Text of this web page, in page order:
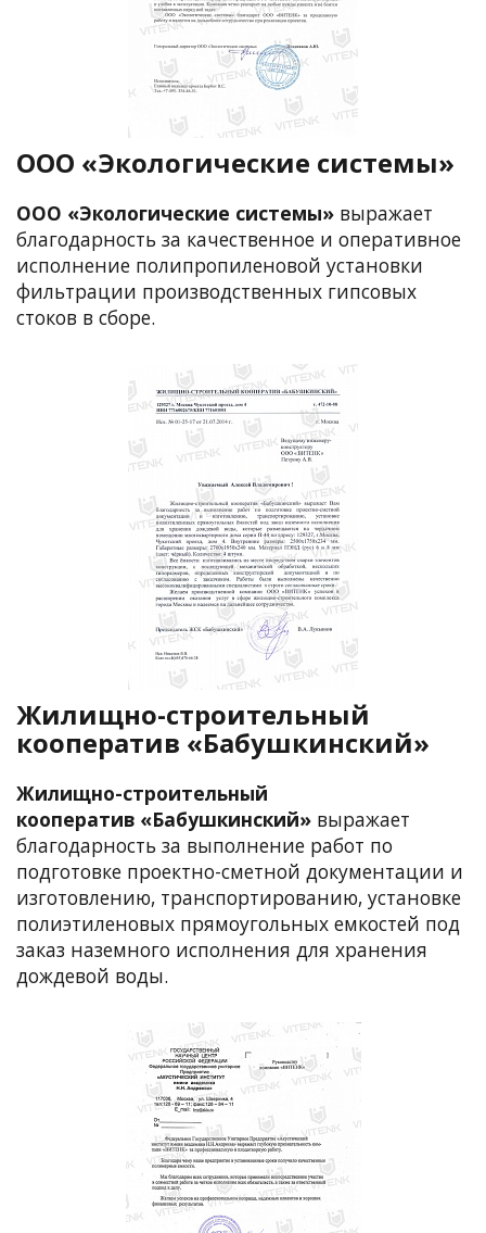
ООО «Экологические системы»
ООО «Экологические системы» выражает
благодарность за качественное и оперативное
исполнение полипропиленовой установки
фильтрации производственных гипсовых
стоков в сборе.
Жилищно-строительный
кооператив «Бабушкинский»
Жилищно-строительный
кооператив «Бабушкинский» выражает
благодарность за выполнение работ по
подготовке проектно-сметной документации и
изготовлению, транспортированию, установке
полиэтиленовых прямоугольных емкостей под
заказ наземного исполнения для хранения
дождевой воды.